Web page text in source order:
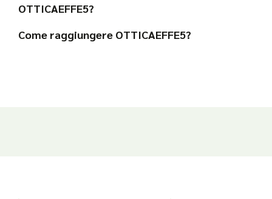
OTTICAEFFE5?
Come raggiungere OTTICAEFFE5?